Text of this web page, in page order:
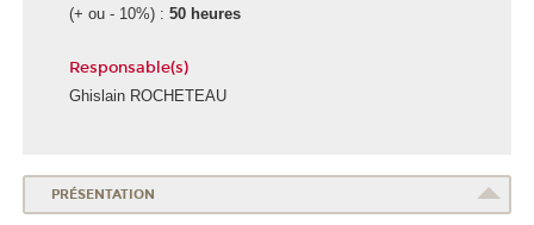
(+ ou - 10%) : 50 heures
Responsable(s)
Ghislain ROCHETEAU
o
l
PRÉSENTATION